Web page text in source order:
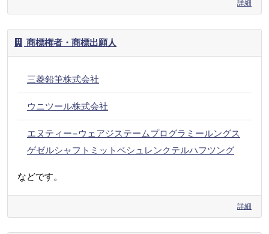
詳細
商標権者・商標出願人
三菱鉛筆株式会社
ウニツール株式会社
エヌティー−ウェアジステームプログラミールングス
ゲゼルシャフトミットベシュレンクテルハフツング
などです。
詳細